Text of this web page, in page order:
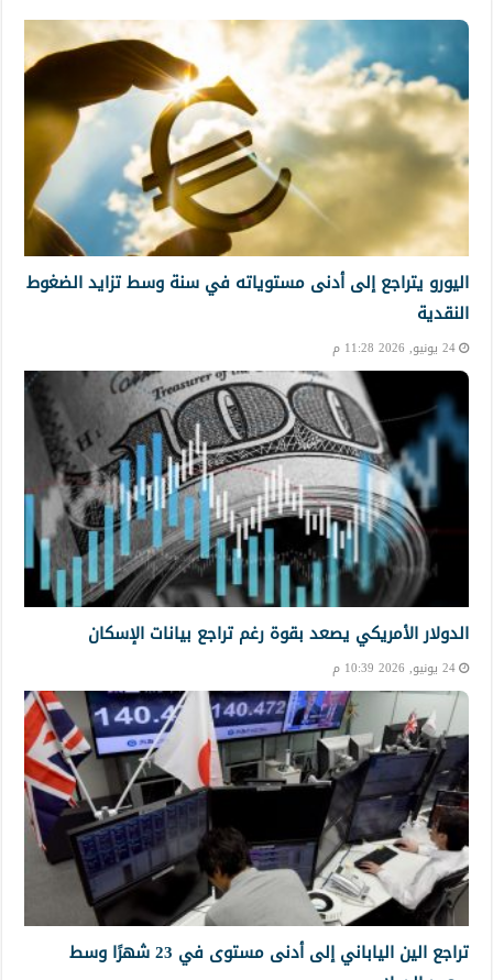
اليورو يتراجع إلى أدنى مستوياته في سنة وسط تزايد الضغوط
النقدية
24 يونيو, 2026 11:28 م
الدولار الأمريكي يصعد بقوة رغم تراجع بيانات الإسكان
24 يونيو, 2026 10:39 م
تراجع الين الياباني إلى أدنى مستوى في 23 شهرًا وسط